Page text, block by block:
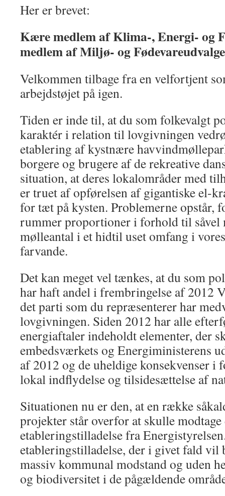
Her er brevet:
Kære medlem af Klima-, Energi- og
medlem af Miljø- og
Velkommen tilbage fra en velfortjent
arbejdstøjet på igen.
Tiden er inde til, at du som folkevalgt
karaktér i relation til lovgivningen
etablering af kystnære
borgere og brugere af de rekreative
situation, at deres lokalområder med
er truet af opførelsen af gigantiske el-
for tæt på kysten. Problemerne opstår,
rummer proportioner i forhold til såvel
mølleantal i et hidtil uset omfang i
farvande.
Det kan meget vel tænkes, at du som
har haft andel i frembringelse af 2012
det parti som du repræsenterer har
lovgivningen. Siden 2012 har alle
energiaftaler indeholdt elementer, der
embedsværkets og Energiministerens
af 2012 og de uheldige konsekvenser i
lokal indflydelse og tilsidesættelse af
Situationen nu er den, at en række
projekter står overfor at skulle modtage
etableringstilladelse fra
etableringstilladelse, der i givet fald
massiv kommunal modstand og uden
og biodiversitet i de pågældende